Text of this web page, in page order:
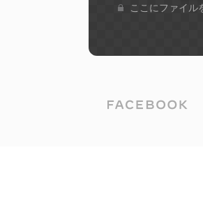
ここにファイル